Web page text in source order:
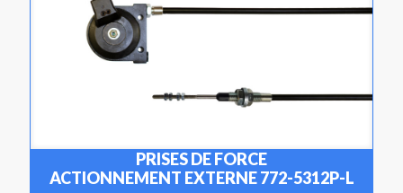
PRISES DE FORCE
ACTIONNEMENT EXTERNE 772-5312P-L